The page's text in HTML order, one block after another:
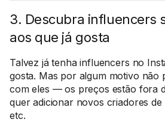
3. Descubra influencers
aos que já gosta
Talvez já tenha influencers no
gosta. Mas por algum motivo não
com eles — os preços estão fora
quer adicionar novos criadores
etc.